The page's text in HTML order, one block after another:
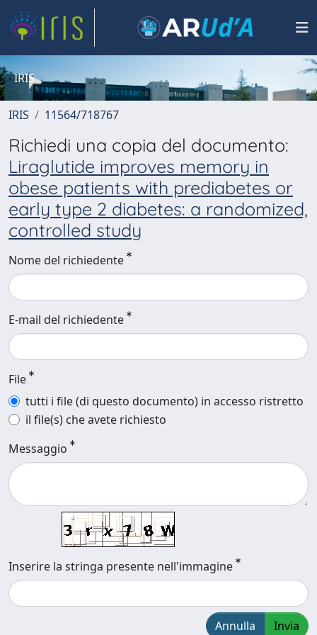
IRIS
IRIS 11564/718767
Richiedi una copia del documento:
Liraglutide improves memory in
obese patients with prediabetes or
early type 2 diabetes: a randomized,
controlled study
Nome del richiedente
E-mail del richiedente
File
tutti i file (di questo documento) in accesso ristretto
il file(s) che avete richiesto
Messaggio
Inserire la stringa presente nell'immagine
Annulla Invia